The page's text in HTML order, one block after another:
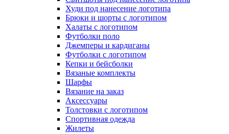
Худи под нанесение логотипа
Брюки и шорты с логотипом
Халаты с логотипом
Футболки поло
Джемперы и кардиганы
Футболки с логотипом
Кепки и бейсболки
Вязаные комплекты
Шарфы
Вязание на заказ
Аксессуары
Толстовки с логотипом
Спортивная одежда
Жилеты